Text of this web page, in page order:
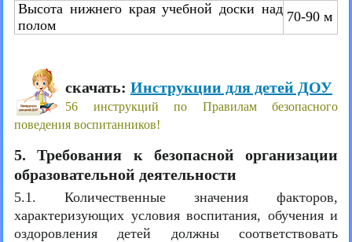
Высота нижнего края учебной доски над
полом
70-90 м
скачать: Инструкции для детей ДОУ
56 инструкций по Правилам безопасного
поведения воспитанников!
5. Требования к безопасной организации
образовательной деятельности
5.1. Количественные значения факторов,
характеризующих условия воспитания, обучения и
оздоровления детей должны соответствовать